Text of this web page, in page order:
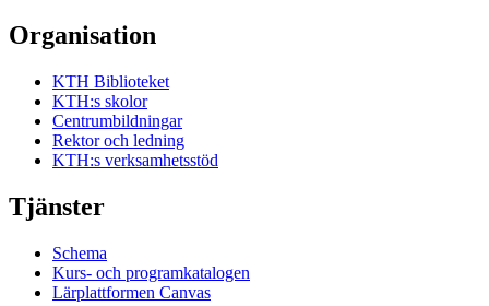
Organisation
KTH Biblioteket
KTH:s skolor
Centrumbildningar
Rektor och ledning
KTH:s verksamhetsstöd
Tjänster
Schema
Kurs- och programkatalogen
Lärplattformen Canvas